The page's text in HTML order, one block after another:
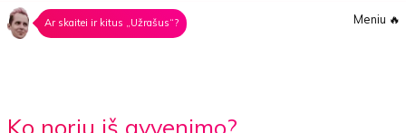
Ar skaitei ir kitus „Užrašus“? Meniu 🔥
Ko noriu iš gyvenimo?